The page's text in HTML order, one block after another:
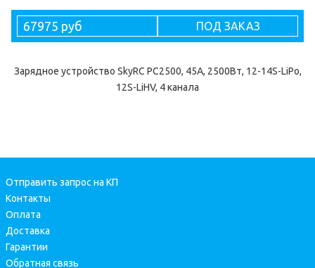
67975 руб ПОД ЗАКАЗ
Зарядное устройство SkyRC PC2500, 45А, 2500Вт, 12-14S-LiPo,
12S-LiHV, 4 канала
Отправить запрос на КП
Контакты
Оплата
Доставка
Гарантии
Обратная связь